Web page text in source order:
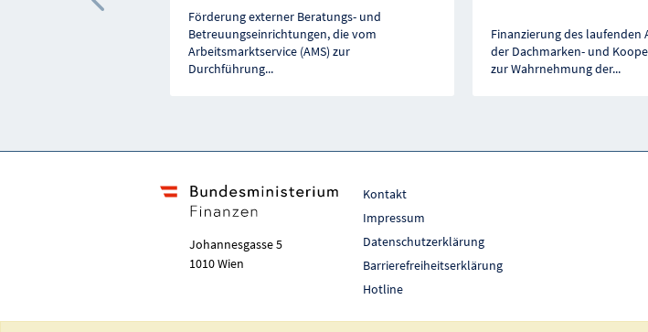
Förderung externer Beratungs- und
Betreuungseinrichtungen, die vom
Arbeitsmarktservice (AMS) zur
Durchführung...
Finanzierung des laufenden
der Dachmarken- und
zur Wahrnehmung der...
Vorherige Förderung
Johannesgasse 5
1010 Wien
Kontakt
Impressum
Datenschutzerklärung
Barrierefreiheitserklärung
Hotline